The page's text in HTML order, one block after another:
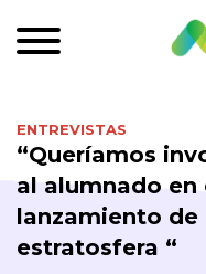
ENTREVISTAS
“Queríamos
al alumnado en
lanzamiento de
estratosfera “